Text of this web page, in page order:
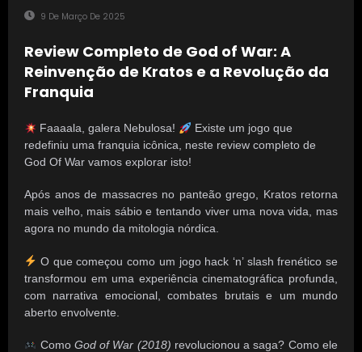
9 De Março De 2025
Review Completo de God of War: A
Reinvenção de Kratos e a Revolução da
Franquia
Faaaala, galera Nebulosa!
Existe um jogo que
redefiniu uma franquia icônica, neste review completo de
God Of War vamos explorar isto!
Após anos de massacres no panteão grego, Kratos retorna
mais velho, mais sábio e tentando viver uma nova vida, mas
agora no mundo da mitologia nórdica.
O que começou como um jogo hack ‘n’ slash frenético se
transformou em uma experiência cinematográfica profunda,
com narrativa emocional, combates brutais e um mundo
aberto envolvente.
Como God of War (2018) revolucionou a saga? Como ele